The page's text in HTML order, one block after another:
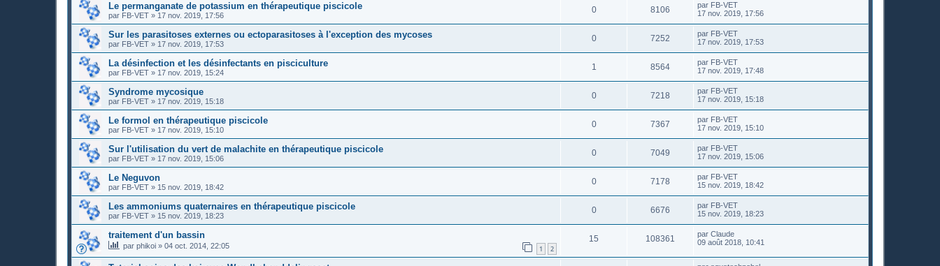
Le permanganate de potassium en thérapeutique piscicole
par FB-VET » 17 nov. 2019, 17:56
0 8106 par FB-VET
17 nov. 2019, 17:56
Sur les parasitoses externes ou ectoparasitoses à l'exception des mycoses
par FB-VET » 17 nov. 2019, 17:53
0 7252 par FB-VET
17 nov. 2019, 17:53
La désinfection et les désinfectants en pisciculture
par FB-VET » 17 nov. 2019, 15:24
1 8564 par FB-VET
17 nov. 2019, 17:48
Syndrome mycosique
par FB-VET » 17 nov. 2019, 15:18
0 7218 par FB-VET
17 nov. 2019, 15:18
Le formol en thérapeutique piscicole
par FB-VET » 17 nov. 2019, 15:10
0 7367 par FB-VET
17 nov. 2019, 15:10
Sur l'utilisation du vert de malachite en thérapeutique piscicole
par FB-VET » 17 nov. 2019, 15:06
0 7049 par FB-VET
17 nov. 2019, 15:06
Le Neguvon
par FB-VET » 15 nov. 2019, 18:42
0 7178 par FB-VET
15 nov. 2019, 18:42
Les ammoniums quaternaires en thérapeutique piscicole
par FB-VET » 15 nov. 2019, 18:23
0 6676 par FB-VET
15 nov. 2019, 18:23
traitement d'un bassin
par phikoi » 04 oct. 2014, 22:05 1 2
15 108361 par Claude
09 août 2018, 10:41